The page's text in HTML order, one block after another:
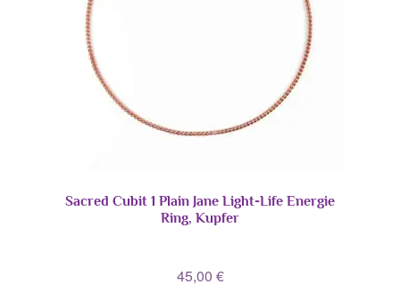
Sacred Cubit 1 Plain Jane Light-Life Energie
Ring, Kupfer
45,00 €